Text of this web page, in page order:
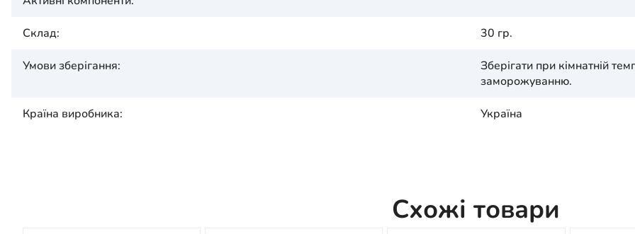
Склад: 30 гр.
Умови зберігання:
Зберігати при кімнатній
заморожуванню.
Країна виробника: Україна
Схожі товари